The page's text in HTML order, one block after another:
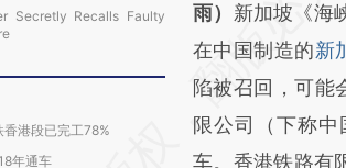
Secretly Recalls Faulty
港段已完工78%
年通车
AI基
[https://
(https://
成，可能与原文
新观点和立场。
雨） 新加坡《海
在中国制造的新
陷被召回，可能
限公司（下称中
车。香港铁路有